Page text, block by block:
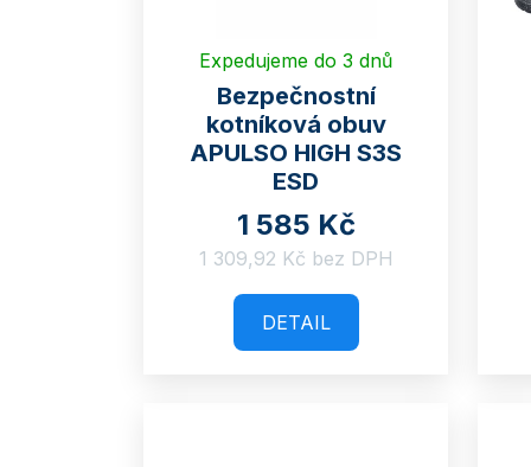
Expedujeme do 3 dnů
Bezpečnostní
kotníková obuv
APULSO HIGH S3S
ESD
1 585 Kč
1 309,92 Kč bez DPH
DETAIL